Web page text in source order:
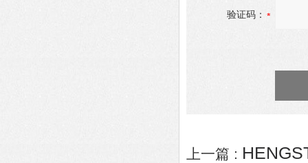
验证码：
上一篇 :